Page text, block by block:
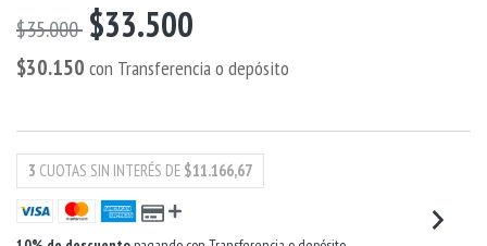
$35.000 $33.500
$30.150 con Transferencia o depósito
3 CUOTAS SIN INTERÉS DE $11.166,67